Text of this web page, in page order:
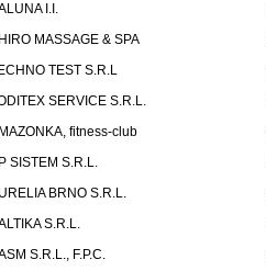
I.I.
MASSAGE & SPA
TEST S.R.L
SERVICE S.R.L.
fitness-club
SISTEM S.R.L.
BRNO S.R.L.
S.R.L.
S.R.L., F.P.C.